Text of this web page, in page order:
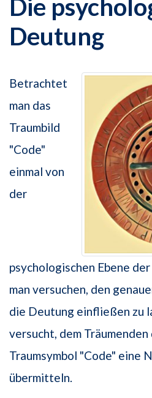
Die
Deutung
Betrachtet
man das
Traumbild
"Code"
einmal von
der
psychologischen Ebene
man versuchen, den
die Deutung einfließen zu
versucht, dem Träumenden
Traumsymbol "Code" eine
übermitteln.